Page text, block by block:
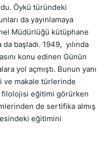
Öykü türündeki
da yayınlamaya
Müdürlüğü kütüphane
başladı. 1949, yılında
konu edinen Günün
yol açmıştı. Bunun yanı
ve makale türlerinde
filolojisi eğitimi görürken
de sertifika almış
eğitimini